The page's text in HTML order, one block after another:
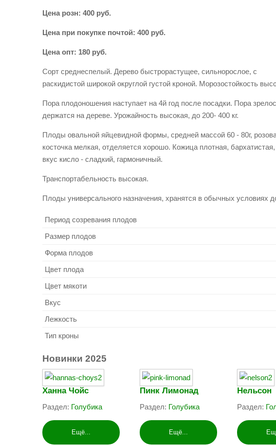
Цена розн: 400 руб.
Цена при покупке почтой: 400 руб.
Цена опт: 180 руб.
Сорт среднеспелый. Дерево быстрорастущее, сильнорослое, с
раскидистой широкой округлой густой кроной. Морозостойкость
Пора плодоношения наступает на 4й год после посадки. Пора
держатся на дереве. Урожайность высокая, до 200- 400 кг.
Плоды овальной яйцевидной формы, средней массой 60 - 80г,
косточка мелкая, отделяется хорошо. Кожица плотная,
вкус кисло - сладкий, гармоничный.
Транспортабельность высокая.
Плоды универсального назначения, хранятся в обычных условиях
Период созревания плодов
Размер плодов
Форма плодов
Цвет плода
Цвет мякоти
Вкус
Лежкость
Тип кроны
Новинки 2025
Ханна Чойс
Раздел: Голубика
Ещё...
Пинк Лимонад
Раздел: Голубика
Ещё...
Нельсон
Раздел: